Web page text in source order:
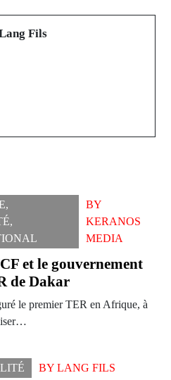
nation
Fils
,
,
BY
KERANOS
MEDIA
et le gouvernement
de Dakar
le premier TER en Afrique, à
BY LANG FILS